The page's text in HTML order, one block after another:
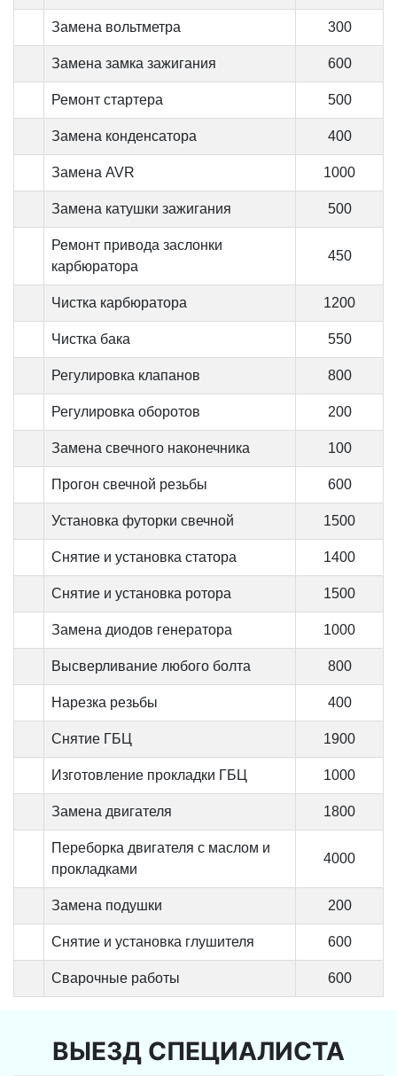
Замена вольтметра 300
Замена замка зажигания 600
Ремонт стартера 500
Замена конденсатора 400
Замена AVR 1000
Замена катушки зажигания 500
Ремонт привода заслонки
карбюратора
450
Чистка карбюратора 1200
Чистка бака 550
Регулировка клапанов 800
Регулировка оборотов 200
Замена свечного наконечника 100
Прогон свечной резьбы 600
Установка футорки свечной 1500
Снятие и установка статора 1400
Снятие и установка ротора 1500
Замена диодов генератора 1000
Высверливание любого болта 800
Нарезка резьбы 400
Снятие ГБЦ 1900
Изготовление прокладки ГБЦ 1000
Замена двигателя 1800
Переборка двигателя с маслом и
прокладками
4000
Замена подушки 200
Снятие и установка глушителя 600
Сварочные работы 600
ВЫЕЗД СПЕЦИАЛИСТА